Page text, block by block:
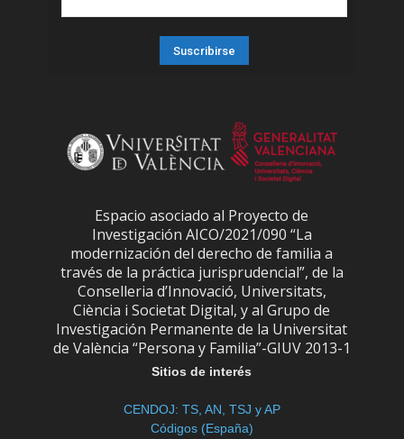
Espacio asociado al Proyecto de
Investigación AICO/2021/090 “La
modernización del derecho de familia a
través de la práctica jurisprudencial”, de la
Conselleria d’Innovació, Universitats,
Ciència i Societat Digital, y al Grupo de
Investigación Permanente de la Universitat
de València “Persona y Familia”-GIUV 2013-1
Sitios de interés
CENDOJ: TS, AN, TSJ y AP
Códigos (España)